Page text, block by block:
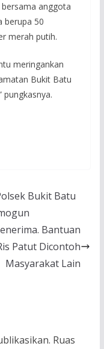
anggota
berupa 50
merah putih.
meringankan
Bukit Batu
pungkasnya.
Bukit Batu
Bantuan
Patut Dicontoh
Masyarakat Lain
Ruas